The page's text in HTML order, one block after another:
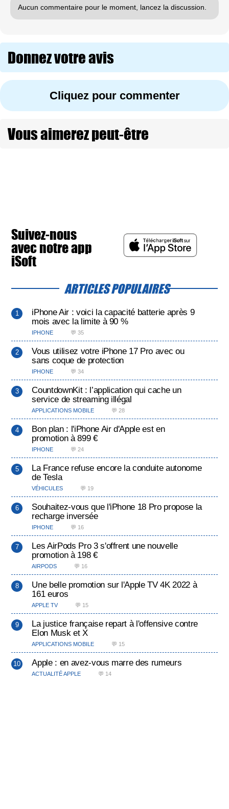
Aucun commentaire pour le moment, lancez la discussion.
Donnez votre avis
Cliquez pour commenter
Vous aimerez peut-être
Suivez-nous
avec notre app
iSoft
ARTICLES POPULAIRES
iPhone Air : voici la capacité batterie après 9
mois avec la limite à 90 %
IPHONE 💬 35
Vous utilisez votre iPhone 17 Pro avec ou
sans coque de protection
IPHONE 💬 34
CountdownKit : l’application qui cache un
service de streaming illégal
APPLICATIONS MOBILE 💬 28
Bon plan : l'iPhone Air d'Apple est en
promotion à 899 €
IPHONE 💬 24
La France refuse encore la conduite autonome
de Tesla
VÉHICULES 💬 19
Souhaitez-vous que l'iPhone 18 Pro propose la
recharge inversée
IPHONE 💬 16
Les AirPods Pro 3 s'offrent une nouvelle
promotion à 198 €
AIRPODS 💬 16
Une belle promotion sur l'Apple TV 4K 2022 à
161 euros
APPLE TV 💬 15
La justice française repart à l'offensive contre
Elon Musk et X
APPLICATIONS MOBILE 💬 15
Apple : en avez-vous marre des rumeurs
ACTUALITÉ APPLE 💬 14